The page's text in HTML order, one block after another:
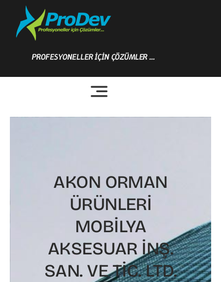
content
PROFESYONELLER İÇİN ÇÖZÜMLER …
AKON ORMAN
ÜRÜNLERİ
MOBİLYA
AKSESUAR İNŞ.
SAN. VE TİC. LTD.